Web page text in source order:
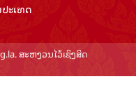
ະ​ເທດ
ສະຫງວນໄວ້ເຊິງສິດ